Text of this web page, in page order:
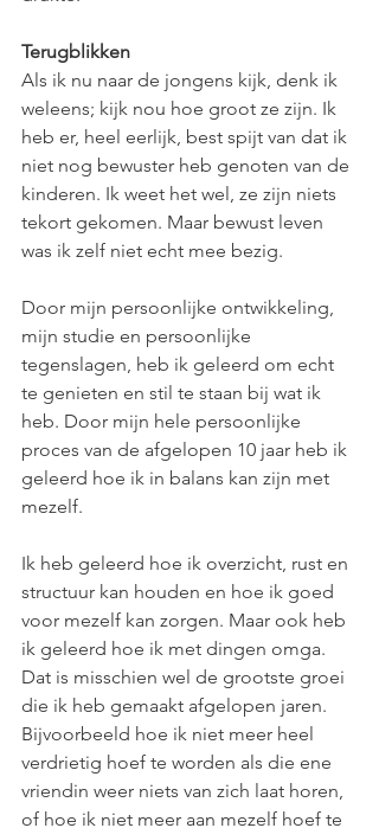
Terugblikken
Als ik nu naar de jongens kijk, denk ik
weleens; kijk nou hoe groot ze zijn. Ik
heb er, heel eerlijk, best spijt van dat ik
niet nog bewuster heb genoten van de
kinderen. Ik weet het wel, ze zijn niets
tekort gekomen. Maar bewust leven
was ik zelf niet echt mee bezig.
Door mijn persoonlijke ontwikkeling,
mijn studie en persoonlijke
tegenslagen, heb ik geleerd om echt
te genieten en stil te staan bij wat ik
heb. Door mijn hele persoonlijke
proces van de afgelopen 10 jaar heb ik
geleerd hoe ik in balans kan zijn met
mezelf.
Ik heb geleerd hoe ik overzicht, rust en
structuur kan houden en hoe ik goed
voor mezelf kan zorgen. Maar ook heb
ik geleerd hoe ik met dingen omga.
Dat is misschien wel de grootste groei
die ik heb gemaakt afgelopen jaren.
Bijvoorbeeld hoe ik niet meer heel
verdrietig hoef te worden als die ene
vriendin weer niets van zich laat horen,
of hoe ik niet meer aan mezelf hoef te